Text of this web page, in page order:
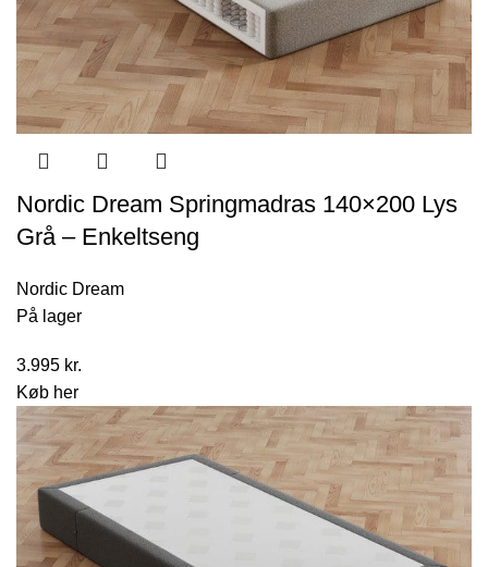
Nordic Dream Springmadras 140×200 Lys
Grå – Enkeltseng
Nordic Dream
På lager
3.995 kr.
Køb her